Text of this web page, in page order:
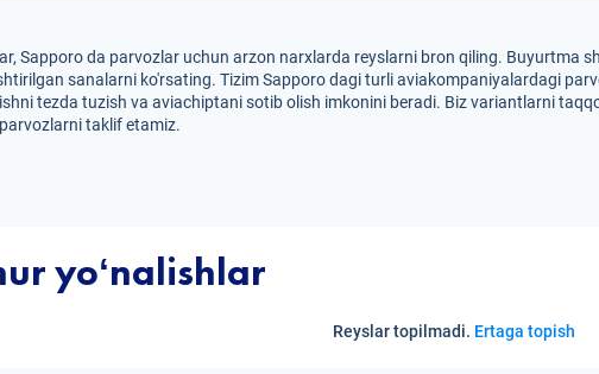
Sapporo da parvozlar uchun arzon narxlarda reyslarni bron qiling. Buyurtma
sanalarni ko'rsating. Tizim Sapporo dagi turli aviakompaniyalardagi
tezda tuzish va aviachiptani sotib olish imkonini beradi. Biz variantlarni
taklif etamiz.
yoʻnalishlar
Reyslar topilmadi. Ertaga topish